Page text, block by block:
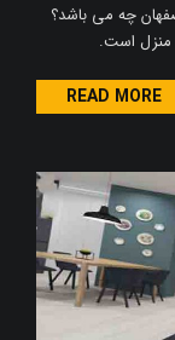
چه می باشد؟
منزل است.
READ MORE